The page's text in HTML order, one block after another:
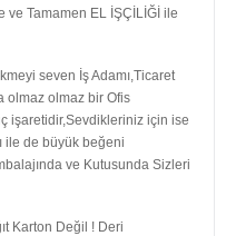
ve Tamamen EL İŞÇİLİĞİ ile
seven İş Adamı,Ticaret
olmaz olmaz bir Ofis
işaretidir,Sevdikleriniz için ise
ile de büyük beğeni
ve Kutusunda Sizleri
Karton Değil ! Deri